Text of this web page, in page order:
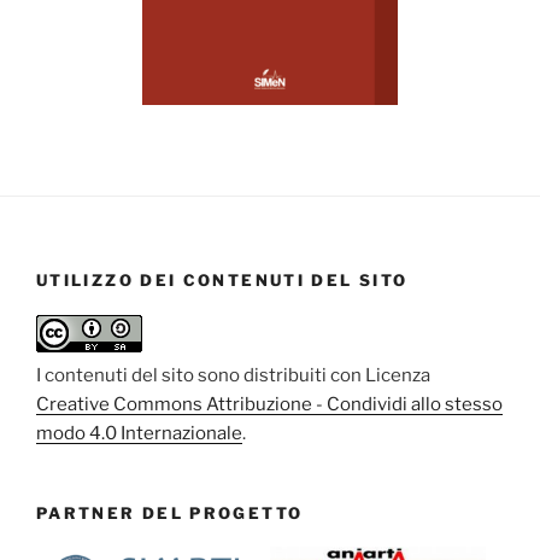
UTILIZZO DEI CONTENUTI DEL SITO
I contenuti del sito sono distribuiti con Licenza
Creative Commons Attribuzione - Condividi allo stesso
modo 4.0 Internazionale.
PARTNER DEL PROGETTO